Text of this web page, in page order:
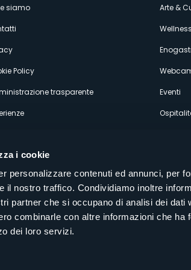
i cookie
personalizzare contenuti ed annunci, per
il nostro traffico. Condividiamo inoltre
partner che si occupano di analisi dei dati
combinarle con altre informazioni che ha
dei loro servizi.
siamo
Policy
trasparente
Arte &
Wellness
Eventi
- Italy
Seguici